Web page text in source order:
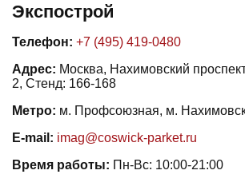
Экспострой
Телефон: +7 (495) 419-0480
Адрес: Москва, Нахимовский
2, Стенд: 166-168
Метро: м. Профсоюзная, м.
E-mail: imag@coswick-parket.ru
Время работы: Пн-Вс: 10:00-21:00